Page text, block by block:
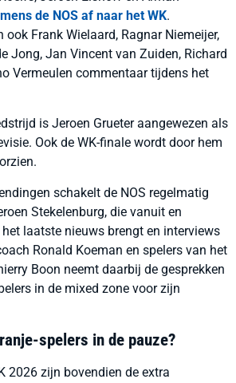
de NOS af naar het WK.
ook Frank Wielaard, Ragnar Niemeijer,
Jong, Jan Vincent van Zuiden, Richard
Vermeulen commentaar tijdens het
is Jeroen Grueter aangewezen als
Ook de WK-finale wordt door hem
schakelt de NOS regelmatig
Stekelenburg, die vanuit en
laatste nieuws brengt en interviews
Ronald Koeman en spelers van het
Boon neemt daarbij de gesprekken
in de mixed zone voor zijn
spelers in de pauze?
2026 zijn bovendien de extra